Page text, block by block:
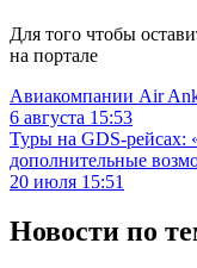
Для того чтобы
на портале
Авиакомпании Air
6 августа 15:53
Туры на GDS-рейсах:
дополнительные
20 июля 15:51
Новости по